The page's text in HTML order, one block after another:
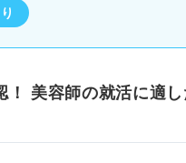
私服指定ならサロンの雰囲気に合
の夢をかなえよう！ 就活のプロ
くある質問
！ 美容師の就活に適
サロンを志望する場合
スタジオを志望する場合
ビューティーサロンを志望する